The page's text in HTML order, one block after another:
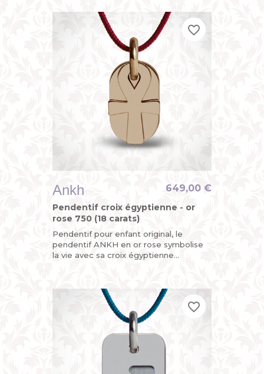
Ankh
Pendentif croix égyptienne - or
rose 750 (18 carats)
Pendentif pour enfant original, le
pendentif ANKH en or rose symbolise
la vie avec sa croix égyptienne
649,00 €
favorite_border
favorite_border
favorite_border
favorite_border
favorite_border
favorite_border